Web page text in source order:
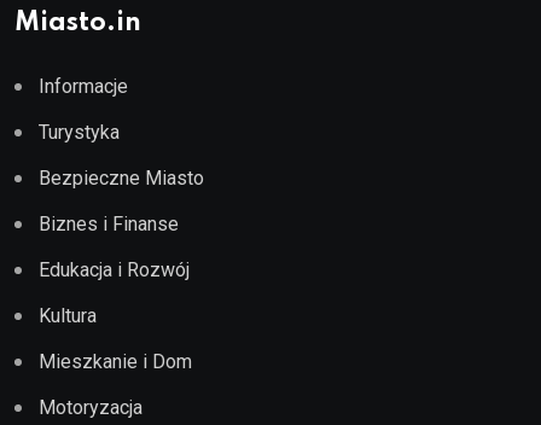
Miasto.in
Informacje
Turystyka
Bezpieczne Miasto
Biznes i Finanse
Edukacja i Rozwój
Kultura
Mieszkanie i Dom
Motoryzacja